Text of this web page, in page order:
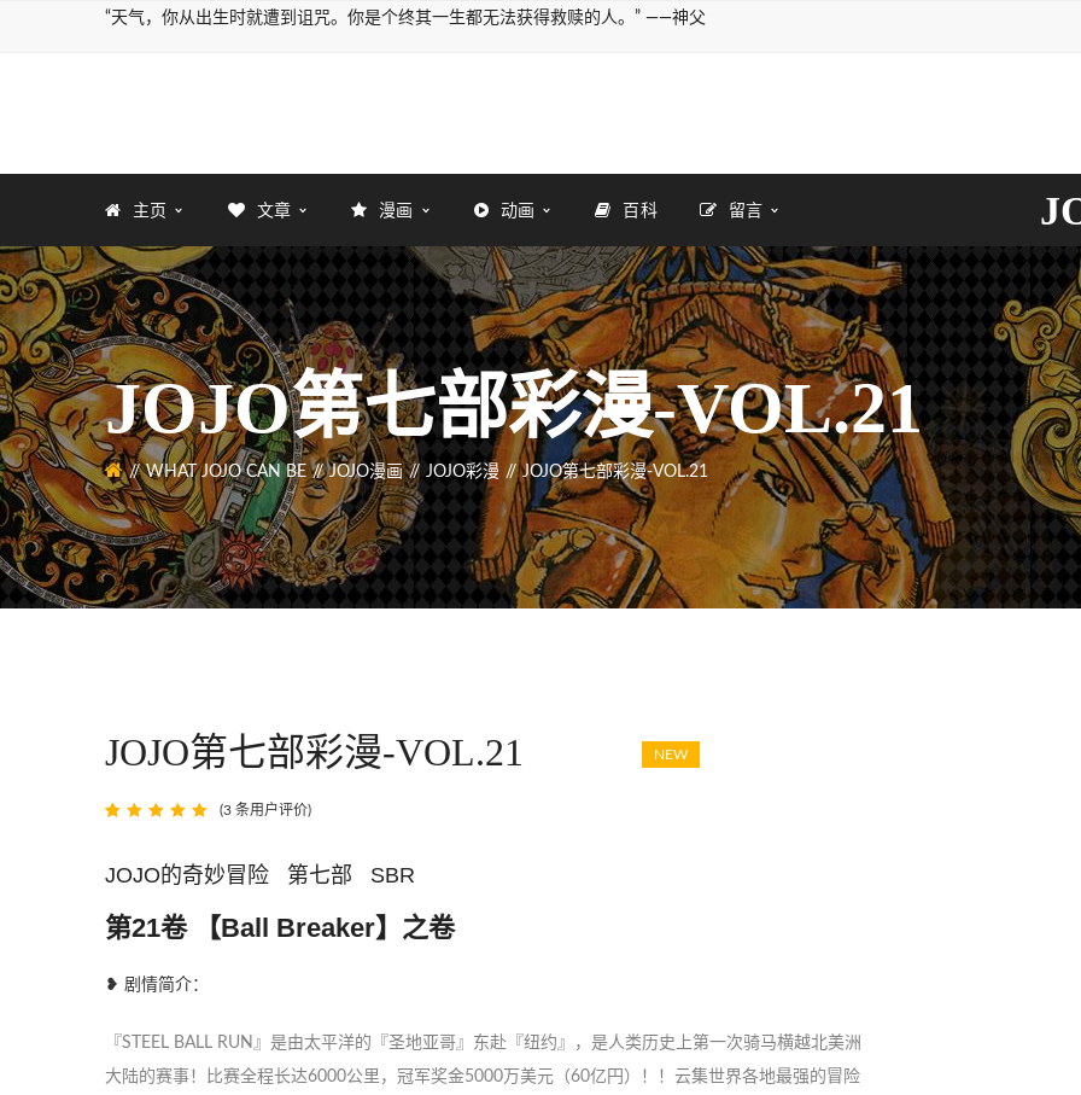
“天气，你从出生时就遭到诅咒。你是个终其一生都无法获得救赎的人。” ——神父
主页 文章 漫画 动画 百科 留言
JOJO第七部彩漫-VOL.21
WHAT JOJO CAN BE JOJO漫画 JOJO彩漫 JOJO第七部彩漫-VOL.21
NEW
JOJO第七部彩漫-VOL.21
位客户进行
了评价
(3 条用户评价)
JOJO的奇妙冒险 第七部 SBR
第21卷 【Ball Breaker】之卷
❥ 剧情简介：
『STEEL BALL RUN』是由太平洋的『圣地亚哥』东赴『纽约』，是人类历史上第一次骑马横越北美洲
大陆的赛事！比赛全程长达6000公里，冠军奖金5000万美元（60亿円）！！云集世界各地最强的冒险